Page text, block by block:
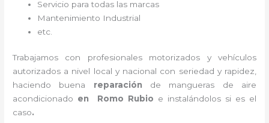
Servicio para todas las marcas
Mantenimiento Industrial
etc.
Trabajamos con profesionales motorizados y vehículos
autorizados a nivel local y nacional con seriedad y rapidez,
haciendo buena reparación de mangueras de
aire
acondicionado en Romo Rubio e instalándolos si es el
caso.